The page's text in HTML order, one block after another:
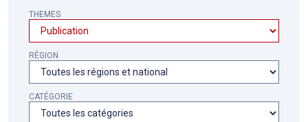
THEMES
RÉGION
CATÉGORIE